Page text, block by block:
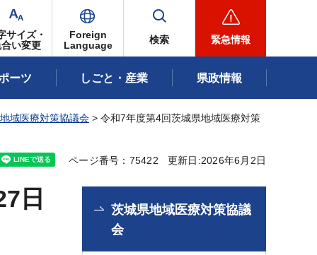
サイズ・
い変更
Foreign
Language
検索 緊急情報
ーツ しごと・産業 県政情報
域医療対策協議会 > 令和7年度第4回茨城県地域医療対策
ページ番号：75422 更新日:2026年6月2日
日
茨城県地域医療対策協議
会